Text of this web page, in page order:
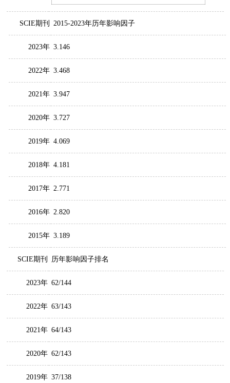
SCIE期刊 2015-2023年历年影响因子
2023年 3.146
2022年 3.468
2021年 3.947
2020年 3.727
2019年 4.069
2018年 4.181
2017年 2.771
2016年 2.820
2015年 3.189
SCIE期刊 历年影响因子排名
2023年 62/144
2022年 63/143
2021年 64/143
2020年 62/143
2019年 37/138